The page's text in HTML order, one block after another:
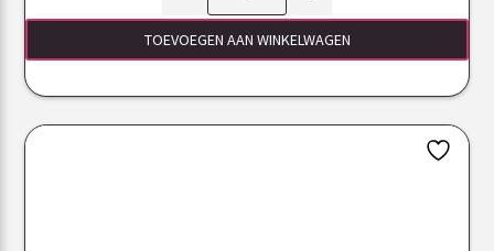
TOEVOEGEN AAN WINKELWAGEN